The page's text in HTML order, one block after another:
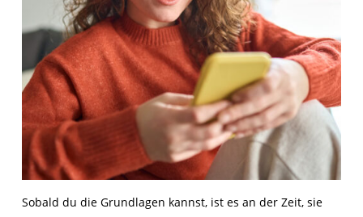
Sobald du die Grundlagen kannst, ist es an der Zeit, sie